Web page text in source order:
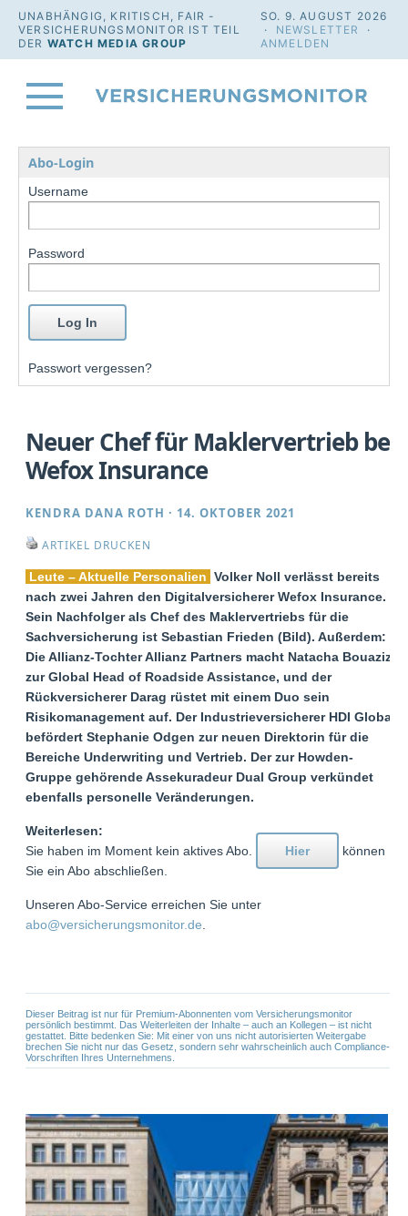
UNABHÄNGIG, KRITISCH, FAIR -
VERSICHERUNGSMONITOR IST TEIL
DER WATCH MEDIA GROUP
SO. 9. AUGUST 2026
· NEWSLETTER
·
ANMELDEN
Abo-Login
Username
Password
Passwort vergessen?
Neuer Chef für Maklervertrieb bei
Wefox Insurance
KENDRA DANA ROTH · 14. OKTOBER 2021
ARTIKEL DRUCKEN
Leute – Aktuelle Personalien Volker Noll verlässt bereits
nach zwei Jahren den Digitalversicherer Wefox Insurance.
Sein Nachfolger als Chef des Maklervertriebs für die
Sachversicherung ist Sebastian Frieden (Bild). Außerdem:
Die Allianz-Tochter Allianz Partners macht Natacha Bouaziz
zur Global Head of Roadside Assistance, und der
Rückversicherer Darag rüstet mit einem Duo sein
Risikomanagement auf. Der Industrieversicherer HDI Global
befördert Stephanie Odgen zur neuen Direktorin für die
Bereiche Underwriting und Vertrieb. Der zur Howden-
Gruppe gehörende Assekuradeur Dual Group verkündet
ebenfalls personelle Veränderungen.
Weiterlesen:
Sie haben im Moment kein aktives Abo.
Hier
können
Sie ein Abo abschließen.
Unseren Abo-Service erreichen Sie unter
abo@versicherungsmonitor.de
Dieser Beitrag ist nur für Premium-Abonnenten vom Versicherungsmonitor
persönlich bestimmt. Das Weiterleiten der Inhalte – auch an Kollegen – ist nicht
gestattet. Bitte bedenken Sie: Mit einer von uns nicht autorisierten Weitergabe
brechen Sie nicht nur das Gesetz, sondern sehr wahrscheinlich auch Compliance-
Vorschriften Ihres Unternehmens.